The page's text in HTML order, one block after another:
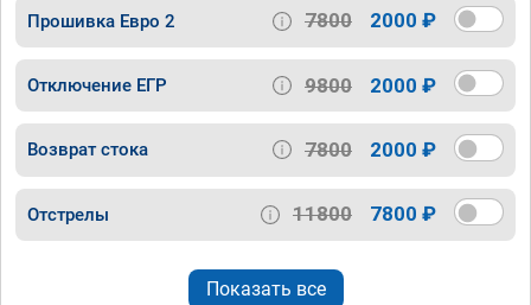
Прошивка Евро 2 7800 2000 ₽
Отключение ЕГР 9800 2000 ₽
Возврат стока 7800 2000 ₽
Отстрелы 11800 7800 ₽
Показать все